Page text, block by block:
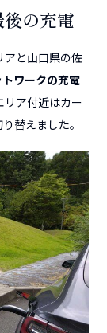
の充電
アと山口県の佐
ワークの充電
ア付近はカー
替えました。